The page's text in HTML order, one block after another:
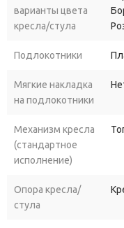
полиуретановым
плавное и бесшумное
В общем, если вы ищете
выбором.
варианты цвета
кресла/стула
Подлокотники
Мягкие накладка
на подлокотники
Механизм кресла
(стандартное
исполнение)
Опора кресла/
стула